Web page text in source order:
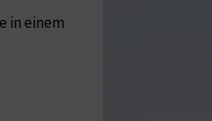
in einem